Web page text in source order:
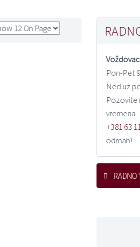
Pon-Pet
Ned uz
Pozovite
vremena
+381 63
odmah!
RADNO